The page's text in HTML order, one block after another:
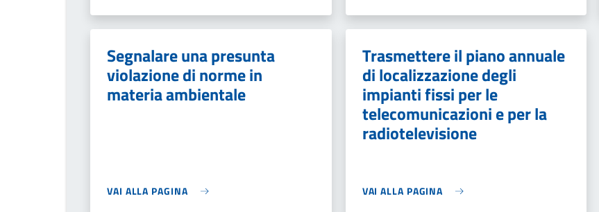
Segnalare una presunta
violazione di norme in
materia ambientale
VAI ALLA PAGINA
Trasmettere il piano annuale
di localizzazione degli
impianti fissi per le
telecomunicazioni e per la
radiotelevisione
VAI ALLA PAGINA